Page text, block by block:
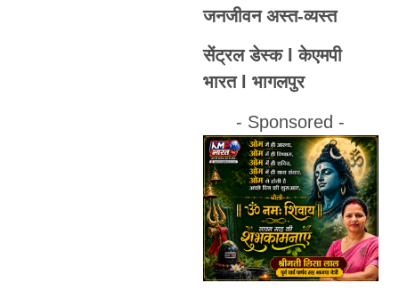
जनजीवन अस्त-व्यस्त
सेंट्रल डेस्क l केएमपी
भारत l भागलपुर
- Sponsored -